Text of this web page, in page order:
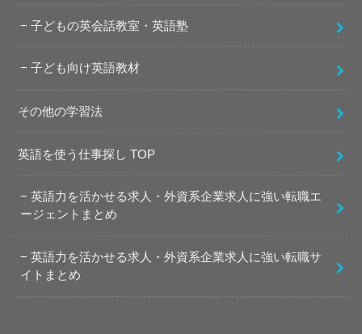
子どもの英会話教室・英語塾
子ども向け英語教材
その他の学習法
英語を使う仕事探し TOP
英語力を活かせる求人・外資系企業求人に強い転職エ
ージェントまとめ
英語力を活かせる求人・外資系企業求人に強い転職サ
イトまとめ